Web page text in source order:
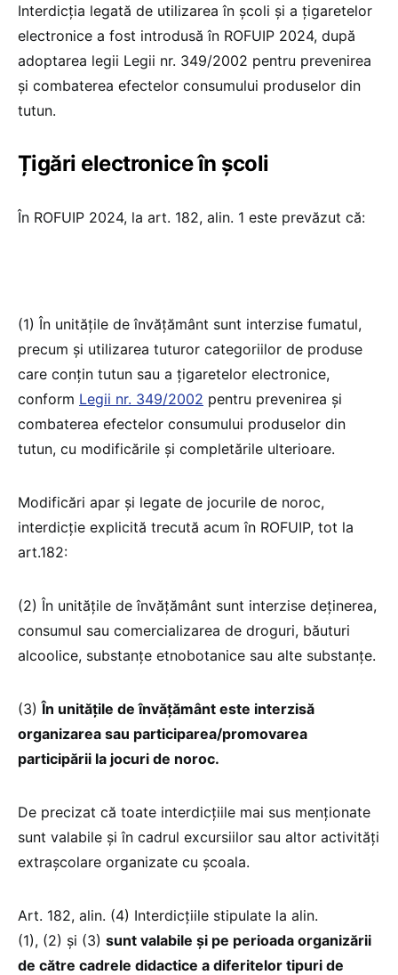
Interdicția legată de utilizarea în școli și a țigaretelor
electronice a fost introdusă în ROFUIP 2024, după
adoptarea legii Legii nr. 349/2002 pentru prevenirea
și combaterea efectelor consumului produselor din
tutun.
Țigări electronice în școli
În ROFUIP 2024, la art. 182, alin. 1 este prevăzut că:
(1) În unitățile de învățământ sunt interzise fumatul,
precum și utilizarea tuturor categoriilor de produse
care conțin tutun sau a țigaretelor electronice,
conform Legii nr. 349/2002 pentru prevenirea și
combaterea efectelor consumului produselor din
tutun, cu modificările și completările ulterioare.
Modificări apar și legate de jocurile de noroc,
interdicție explicită trecută acum în ROFUIP, tot la
art.182:
(2) În unitățile de învățământ sunt interzise deținerea,
consumul sau comercializarea de droguri, băuturi
alcoolice, substanțe etnobotanice sau alte substanțe.
(3)În unitățile de învățământ este interzisă
organizarea sau participarea/promovarea
participării la jocuri de noroc.
De precizat că toate interdicțiile mai sus menționate
sunt valabile și în cadrul excursiilor sau altor activități
extrașcolare organizate cu școala.
Art. 182, alin. (4) Interdicțiile stipulate la alin.
(1), (2) și (3) sunt valabile și pe perioada organizării
de către cadrele didactice a diferitelor tipuri de